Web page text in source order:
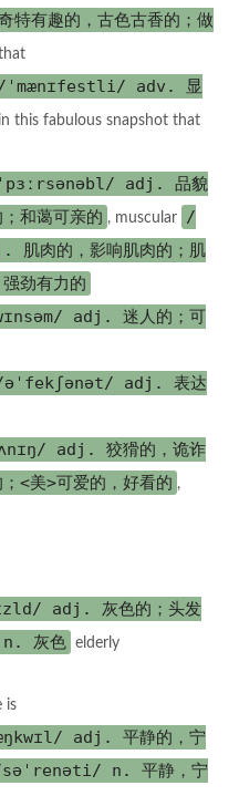
有趣的，古色古香的；做
/ˈmænɪfestli/ adv. 显
this fabulous snapshot that
adj. 品貌
和蔼可亲的 , muscular
/
肉的，影响肌肉的；肌
劲有力的
adj. 迷人的；可
adj. 表达
adj. 狡猾的，诡诈
<美>可爱的，好看的 ,
adj. 灰色的；头发
灰色 elderly
is
adj. 平静的，宁
n. 平静，宁